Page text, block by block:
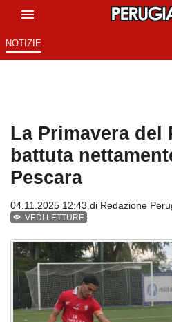
NOTIZIE
La Primavera del
battuta
Pescara
04.11.2025 12:43 di Redazione
VEDI LETTURE